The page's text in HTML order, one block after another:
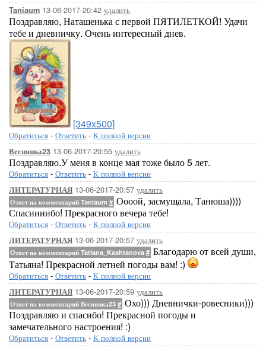
Taniaum 13-06-2017-20:42 удалить
Поздравляю, Наташенька с первой ПЯТИЛЕТКОЙ! Удачи
тебе и дневничку. Очень интересный днев.
[349x500]
Обратиться - Ответить - К полной версии
Веснянка23 13-06-2017-20:55 удалить
Поздравляю.У меня в конце мая тоже было 5 лет.
Обратиться - Ответить - К полной версии
ЛИТЕРАТУРНАЯ 13-06-2017-20:57 удалить
Ответ на комментарий Taniaum # Оооой, засмущала, Танюша))))
Спасиииибо! Прекрасного вечера тебе!
Обратиться - Ответить - К полной версии
ЛИТЕРАТУРНАЯ 13-06-2017-20:57 удалить
Ответ на комментарий Tatiana_Kashtanova # Благодарю от всей души,
Татьяна! Прекрасной летней погоды вам! :)
Обратиться - Ответить - К полной версии
ЛИТЕРАТУРНАЯ 13-06-2017-20:59 удалить
Ответ на комментарий Веснянка23 # Охо))) Дневнички-ровесники)))
Поздравляю и спасибо! Прекрасной погоды и
замечательного настроения! :)
Обратиться - Ответить - К полной версии